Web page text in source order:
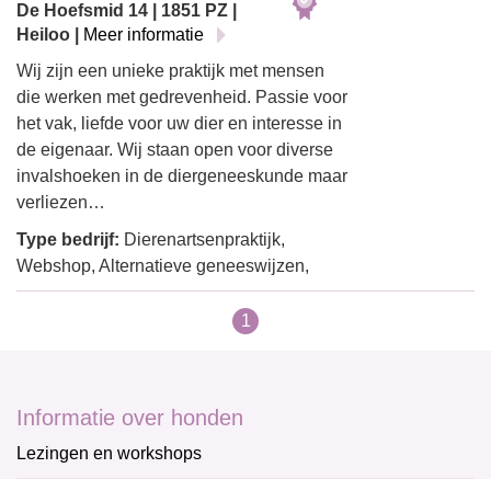
De Hoefsmid 14 | 1851 PZ |
Heiloo |
Meer informatie
Wij zijn een unieke praktijk met mensen
die werken met gedrevenheid. Passie voor
het vak, liefde voor uw dier en interesse in
de eigenaar. Wij staan open voor diverse
invalshoeken in de diergeneeskunde maar
verliezen…
Type bedrijf: Dierenartsenpraktijk,
Webshop, Alternatieve geneeswijzen,
1
Informatie over honden
Lezingen en workshops